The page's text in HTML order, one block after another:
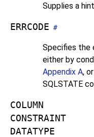
Supplies a
ERRCODE #
Specifies the
either by
Appendix A,
SQLSTATE
COLUMN
CONSTRAINT
DATATYPE